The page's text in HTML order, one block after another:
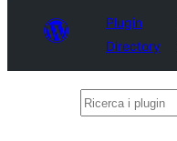
Plugin
Directory
Ricerca